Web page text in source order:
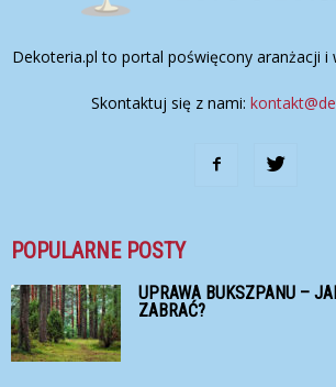
Dekoteria.pl to portal poświęcony aranżacji i
Skontaktuj się z nami:
POPULARNE POSTY
UPRAWA BUKSZPANU –
ZABRAĆ?